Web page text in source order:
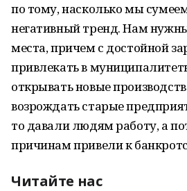
по тому, насколько мы
негативный тренд. Нам
места, причем с достойной
привлекать в
открывать новые
возрождать старые
то давали людям работу, а
причинам привели к
Читайте нас